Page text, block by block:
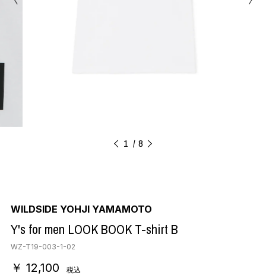
1 8
WILDSIDE YOHJI YAMAMOTO
Y's for men LOOK BOOK T-shirt B
WZ-T19-003-1-02
￥ 12,100 税込